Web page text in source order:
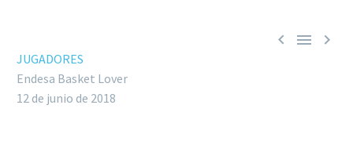
  
JUGADORES
Endesa Basket Lover
12 de junio de 2018